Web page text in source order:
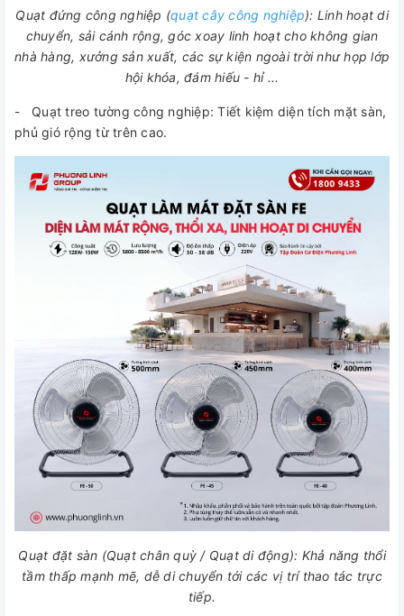
Quạt đứng công nghiệp (quạt cây công nghiệp): Linh hoạt di
chuyển, sải cánh rộng, góc xoay linh hoạt cho không gian
nhà hàng, xưởng sản xuất, các sự kiện ngoài trời như họp lớp
hội khóa, đám hiếu - hỉ ...
- Quạt treo tường công nghiệp: Tiết kiệm diện tích mặt sàn,
phủ gió rộng từ trên cao.
Quạt đặt sàn (Quạt chân quỳ / Quạt di động): Khả năng thổi
tầm thấp mạnh mẽ, dễ di chuyển tới các vị trí thao tác trực
tiếp.